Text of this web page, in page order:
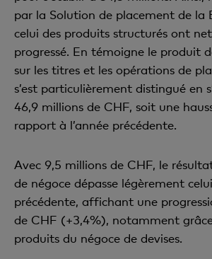
par la Solution de placement de la
celui des produits structurés ont
progressé. En témoigne le produit
sur les titres et les opérations de
s’est particulièrement distingué en
46,9 millions de CHF, soit une
rapport à l’année précédente.
Avec 9,5 millions de CHF, le
de négoce dépasse légèrement
précédente, affichant une
de CHF (+3,4%), notamment
produits du négoce de devises.